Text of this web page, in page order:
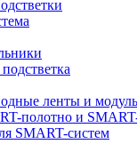
ленты и
полотно и
SMART-систем